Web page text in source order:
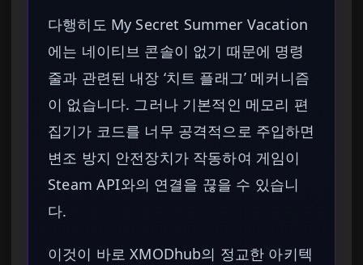
다행히도 My Secret Summer Vacation
에는 네이티브 콘솔이 없기 때문에 명령
줄과 관련된 내장 ‘치트 플래그’ 메커니즘
이 없습니다. 그러나 기본적인 메모리 편
집기가 코드를 너무 공격적으로 주입하면
변조 방지 안전장치가 작동하여 게임이
Steam API와의 연결을 끊을 수 있습니
다.
이것이 바로 XMODhub의 정교한 아키텍